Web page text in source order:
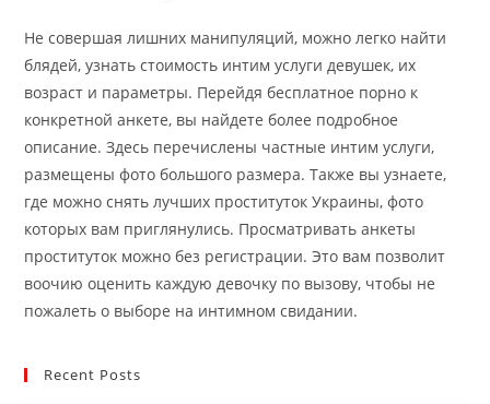
Не совершая лишних манипуляций, можно легко найти
блядей, узнать стоимость интим услуги девушек, их
возраст и параметры. Перейдя бесплатное порно к
конкретной анкете, вы найдете более подробное
описание. Здесь перечислены частные интим услуги,
размещены фото большого размера. Также вы узнаете,
где можно снять лучших проституток Украины, фото
которых вам приглянулись. Просматривать анкеты
проституток можно без регистрации. Это вам позволит
воочию оценить каждую девочку по вызову, чтобы не
пожалеть о выборе на интимном свидании.
Recent Posts